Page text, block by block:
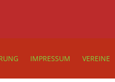
IMPRESSUM VEREINE